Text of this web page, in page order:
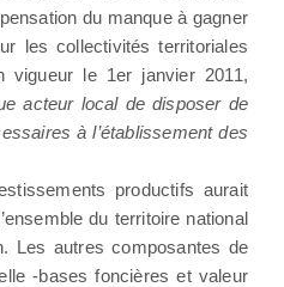
du manque à gagner
les collectivités territoriales
vigueur le 1er janvier 2011,
acteur local de disposer de
à l’établissement des
productifs aurait
du territoire national
Les autres composantes de
-bases foncières et valeur